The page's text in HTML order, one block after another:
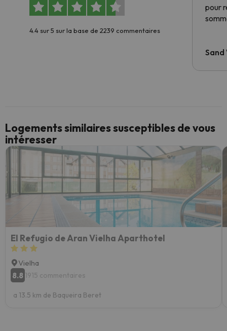
4.4 sur 5 sur la base de 2239 commentaires
pour
Sand
Logements similaires susceptibles de vous
intéresser
El Refugio de Aran Vielha Aparthotel
Vielha
8.8 1915 commentaires
a 13.5 km de Baqueira Beret